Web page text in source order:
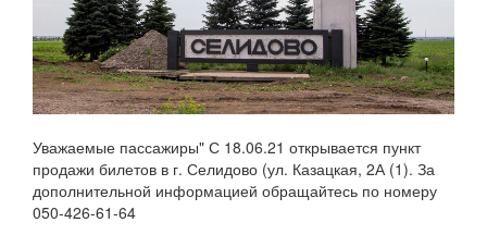
Уважаемые пассажиры" С 18.06.21 открывается пункт
продажи билетов в г. Селидово (ул. Казацкая, 2А (1). За
дополнительной информацией обращайтесь по номеру
050-426-61-64